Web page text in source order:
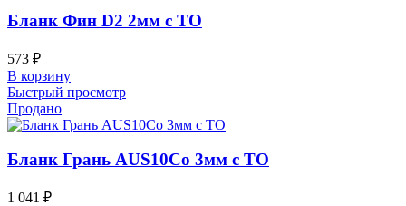
Бланк Фин D2 2мм с ТО
573 ₽
В корзину
Быстрый просмотр
Продано
Бланк Грань AUS10Co 3мм с ТО
1 041 ₽